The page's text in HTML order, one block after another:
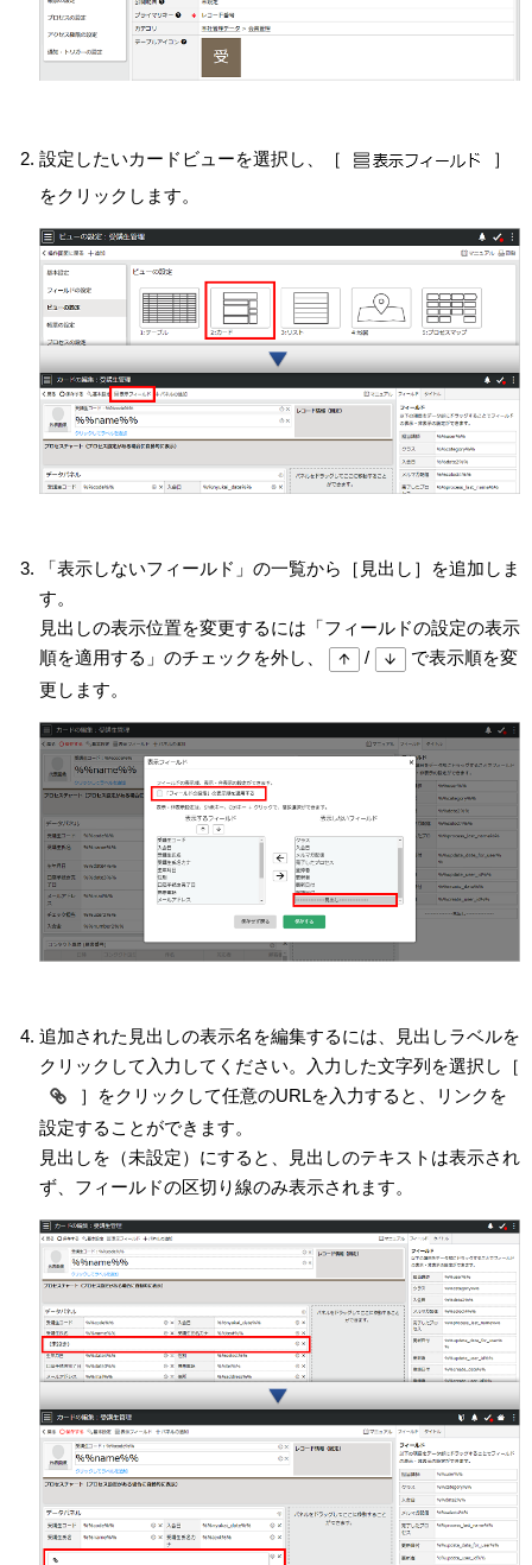
設定したいカードビューを選択し、［
］
をクリックします。
「表示しないフィールド」の一覧から［見出し］を追加しま
す。
見出しの表示位置を変更するには「フィールドの設定の表示
順を適用する」のチェックを外し、
/
で表示順を変
更します。
追加された見出しの表示名を編集するには、見出しラベルを
クリックして入力してください。入力した文字列を選択し［
］をクリックして任意のURLを入力すると、リンクを
設定することができます。
見出しを（未設定）にすると、見出しのテキストは表示され
ず、フィールドの区切り線のみ表示されます。